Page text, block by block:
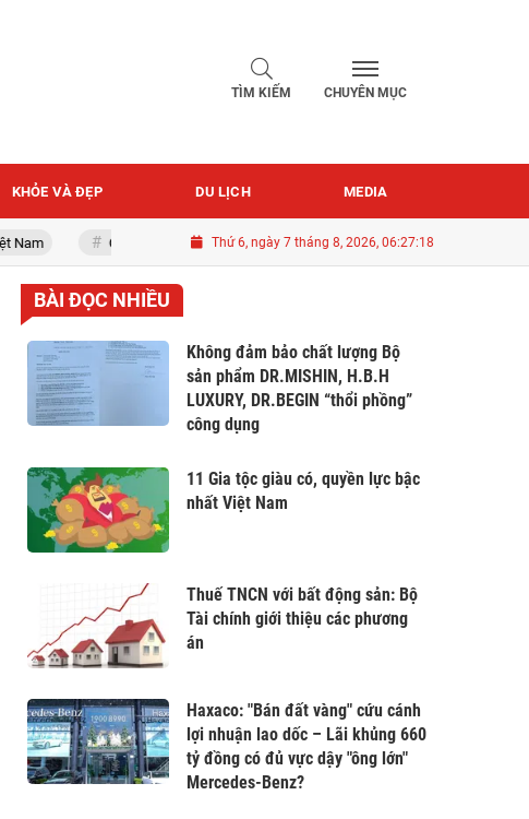
TÌM KIẾM CHUYÊN MỤC
KHỎE VÀ ĐẸP DU LỊCH MEDIA
Quốc khánh 2-9 Thứ 6, ngày 7 tháng 8, 2026, 06:27:20
BÀI ĐỌC NHIỀU
Không đảm bảo chất lượng Bộ
sản phẩm DR.MISHIN, H.B.H
LUXURY, DR.BEGIN “thổi phồng”
công dụng
11 Gia tộc giàu có, quyền lực bậc
nhất Việt Nam
Thuế TNCN với bất động sản: Bộ
Tài chính giới thiệu các phương
án
Haxaco: "Bán đất vàng" cứu cánh
lợi nhuận lao dốc – Lãi khủng 660
tỷ đồng có đủ vực dậy "ông lớn"
Mercedes-Benz?